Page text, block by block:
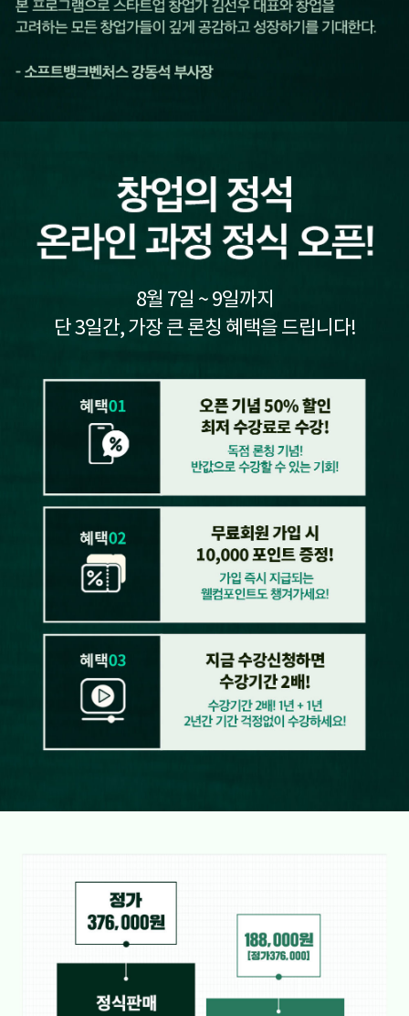
8월 7일 ~ 9일까지
단 3일간, 가장 큰 론칭 혜택을 드립니다!